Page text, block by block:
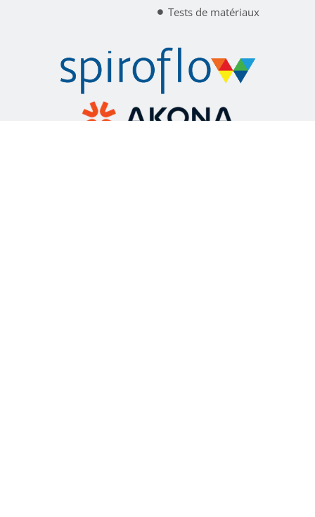
Tests de matériaux